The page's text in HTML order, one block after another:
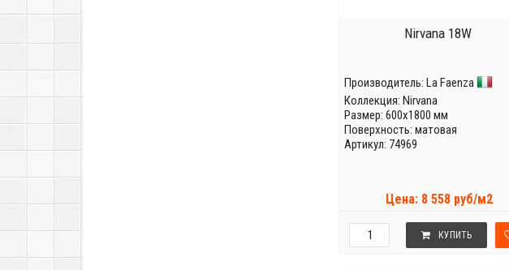
Nirvana 18W
Производитель: La Faenza
Коллекция: Nirvana
Размер: 600x1800 мм
Поверхность: матовая
Артикул: 74969
Цена: 8 558 руб/м2
КУПИТЬ